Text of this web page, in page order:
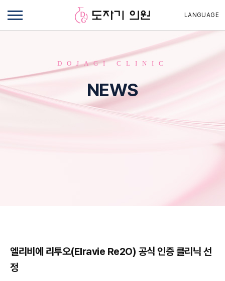
LANGUAGE
DOJAGI CLINIC
NEWS
엘리비에 리투오(Elravie Re2O) 공식 인증 클리닉 선
정